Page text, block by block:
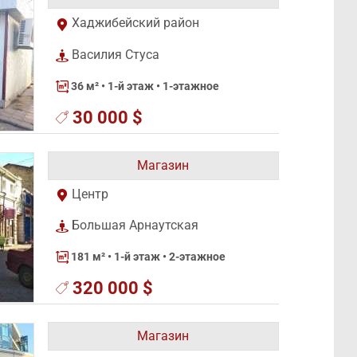
Хаджибейский район
Василия Стуса
36 м²• 1-й этаж • 1-этажное
30 000 $
Магазин
Центр
Большая Арнаутская
181 м²• 1-й этаж • 2-этажное
320 000 $
Магазин